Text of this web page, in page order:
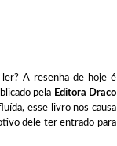
A resenha de hoje é
pela Editora Draco
esse livro nos causa
dele ter entrado para